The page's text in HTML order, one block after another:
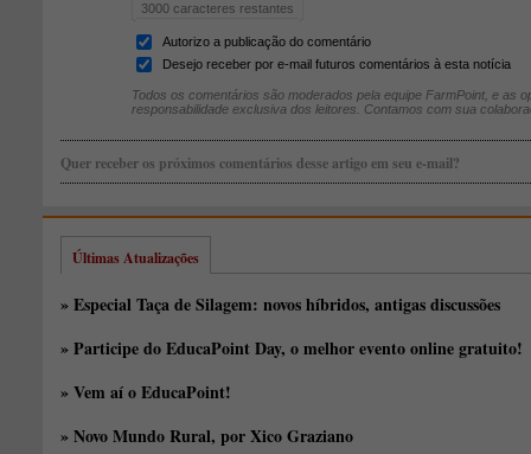
3000 caracteres restantes
Autorizo a publicação do comentário
Desejo receber por e-mail futuros comentários à esta notícia
Todos os comentários são moderados pela equipe FarmPoint, e as
responsabilidade exclusiva dos leitores. Contamos com sua
Quer receber os próximos comentários desse artigo em seu e-mail?
Últimas Atualizações
» Especial Taça de Silagem: novos híbridos, antigas discussões
» Participe do EducaPoint Day, o melhor evento online gratuito!
» Vem aí o EducaPoint!
» Novo Mundo Rural, por Xico Graziano